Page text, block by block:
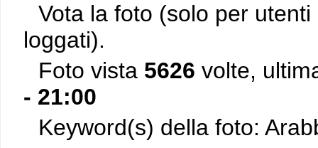
Vota la foto (solo per
loggati).
Foto vista 5626 volte,
- 21:00
Keyword(s) della foto: